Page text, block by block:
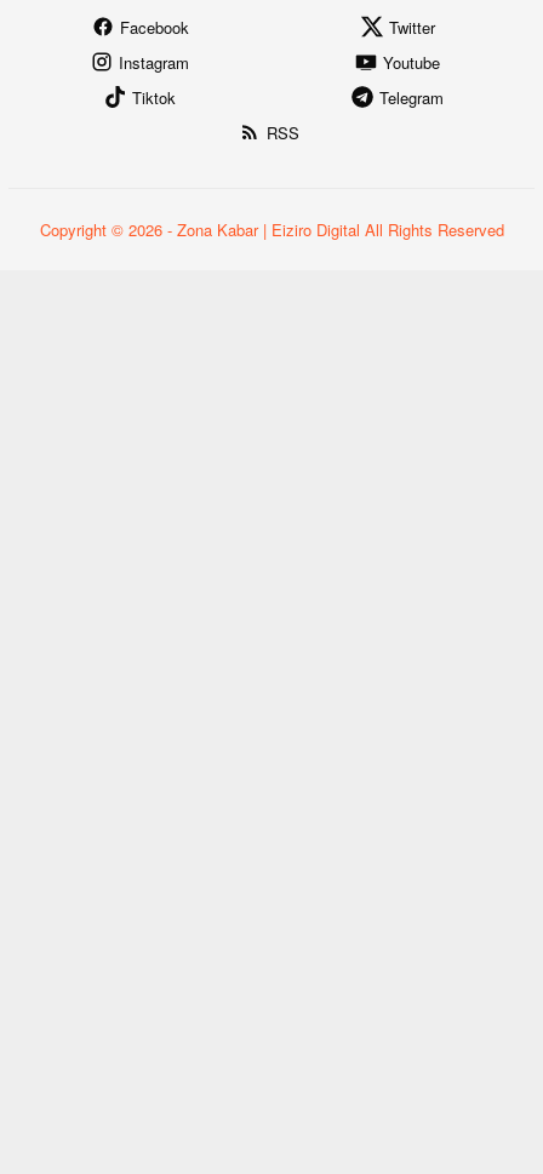
Facebook
Twitter
Instagram
Youtube
Tiktok
Telegram
RSS
Copyright © 2026 - Zona Kabar | Eiziro Digital All Rights Reserved